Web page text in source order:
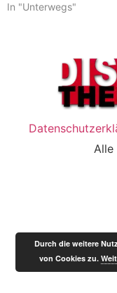
In "Unterwegs"
Alle
Durch die weitere
von Cookies zu.